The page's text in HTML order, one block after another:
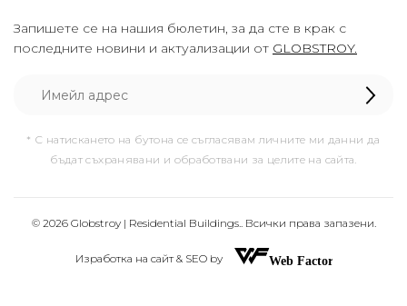
Запишете се на нашия бюлетин, за да сте в крак с
последните новини и актуализации от GLOBSTROY.
* С натискането на бутона се съгласявам личните ми данни да
бъдат съхранявани и обработвани за целите на сайта.
© 2026 Globstroy | Residential Buildings.. Всички права запазени.
Изработка на сайт & SEO by